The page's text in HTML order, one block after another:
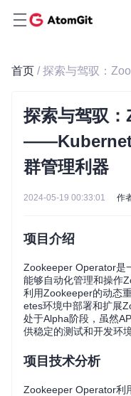
首页
探索与驾驭
群管理利器
2024-05-19 00:33:01 作
项目介绍
Zookeeper Operator是
能够自动化管理和操作
利用Zookeeper的动态
etes环境中部署和扩展
处于Alpha阶段，虽然
供稳定的测试和开发环境
项目技术分析
Zookeeper Operator利